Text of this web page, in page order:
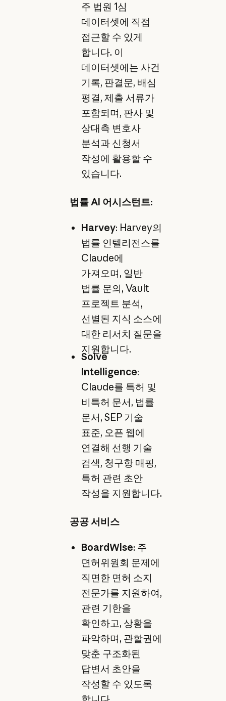
주 법원 1심
데이터셋에 직접
접근할 수 있게
합니다. 이
데이터셋에는 사건
기록, 판결문, 배심
평결, 제출 서류가
포함되며, 판사 및
상대측 변호사
분석과 신청서
작성에 활용할 수
있습니다.
법률 AI 어시스턴트:
Harvey: Harvey의
법률 인텔리전스를
Claude에
가져오며, 일반
법률 문의, Vault
프로젝트 분석,
선별된 지식 소스에
대한 리서치 질문을
지원합니다.
Solve
Intelligence:
Claude를 특허 및
비특허 문서, 법률
문서, SEP 기술
표준, 오픈 웹에
연결해 선행 기술
검색, 청구항 매핑,
특허 관련 초안
작성을 지원합니다.
공공 서비스
BoardWise: 주
면허위원회 문제에
직면한 면허 소지
전문가를 지원하여,
관련 기한을
확인하고, 상황을
파악하며, 관할권에
맞춘 구조화된
답변서 초안을
작성할 수 있도록